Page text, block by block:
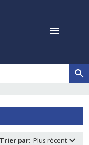
Trier par: Plus récent